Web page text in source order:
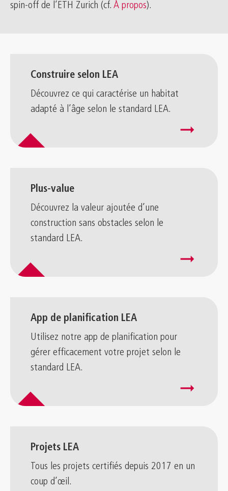
spin-off de l’ETH Zurich (cf. À propos).
Construire selon LEA
Découvrez ce qui caractérise un habitat
adapté à l’âge selon le standard LEA.
arrow_right_alt
Plus-value
Découvrez la valeur ajoutée d’une
construction sans obstacles selon le
standard LEA.
arrow_right_alt
App de planification LEA
Utilisez notre app de planification pour
gérer efficacement votre projet selon le
standard LEA.
arrow_right_alt
Projets LEA
Tous les projets certifiés depuis 2017 en un
coup d’œil.